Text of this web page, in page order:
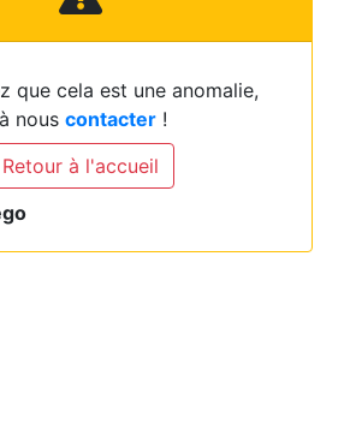
que cela est une anomalie,
nous contacter !
Retour à l'accueil